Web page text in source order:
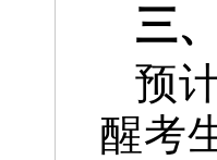
三
预
醒考